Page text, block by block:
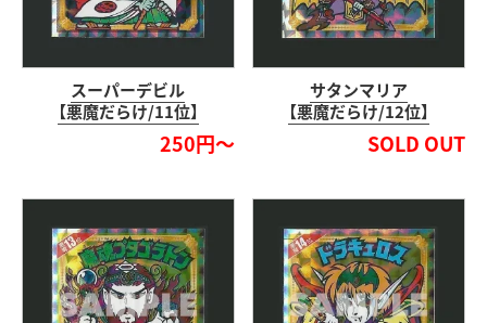
スーパーデビル
【悪魔だらけ/11位】
250円～
サタンマリア
【悪魔だらけ/12位】
SOLD OUT